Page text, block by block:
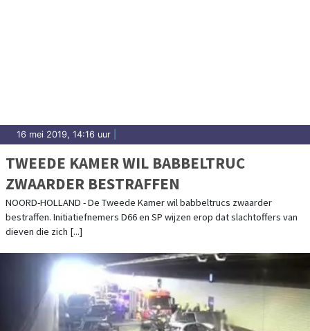
16 mei 2019, 14:16 uur
TWEEDE KAMER WIL BABBELTRUC
ZWAARDER BESTRAFFEN
NOORD-HOLLAND - De Tweede Kamer wil babbeltrucs zwaarder
bestraffen. Initiatiefnemers D66 en SP wijzen erop dat slachtoffers van
dieven die zich [...]